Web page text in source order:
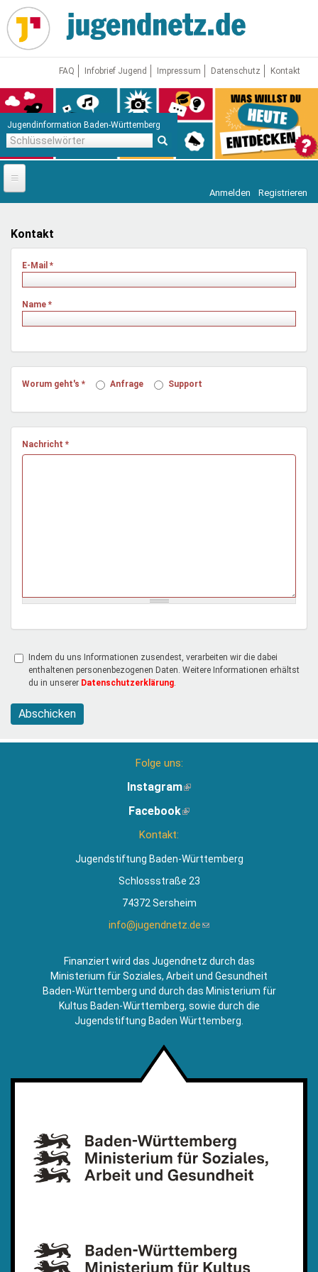
Direkt
zum
Inhalt
FAQ Infobrief Jugend Impressum Datenschutz Kontakt
Jugendinformation Baden-Württemberg
Startseite
News
Jugendnetz
Freizeit & Reisen
Mentoren & Projekte
Demokratie & Beteiligung
Vor Ort
Anmelden Registrieren
Kontakt
E-Mail *
Name *
Worum geht's * Anfrage Support
Nachricht *
Indem du uns Informationen zusendest, verarbeiten wir die dabei
enthaltenen personenbezogenen Daten. Weitere Informationen erhältst
du in unserer Datenschutzerklärung
Abschicken
Folge uns:
Instagram(Link
extern)
Facebook(Link
Kontakt:
Jugendstiftung Baden-Württemberg
Schlossstraße 23
74372 Sersheim
info@jugendnetz.de(Link
Mail)
Finanziert wird das Jugendnetz durch das
Ministerium für Soziales, Arbeit und Gesundheit
Baden-Württemberg und durch das Ministerium für
Kultus Baden-Württemberg, sowie durch die
Jugendstiftung Baden Württemberg.